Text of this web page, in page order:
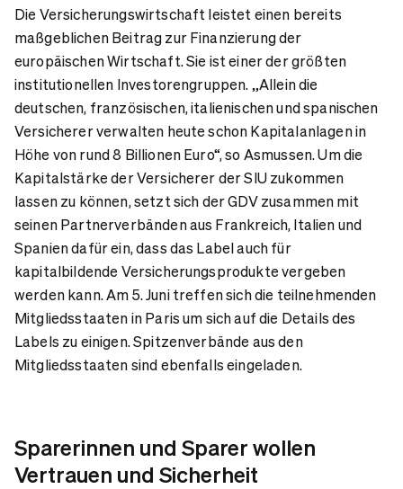
Die Versicherungswirtschaft leistet einen bereits
maßgeblichen Beitrag zur Finanzierung der
europäischen Wirtschaft. Sie ist einer der größten
institutionellen Investorengruppen. „Allein die
deutschen, französischen, italienischen und spanischen
Versicherer verwalten heute schon Kapitalanlagen in
Höhe von rund 8 Billionen Euro“, so Asmussen. Um die
Kapitalstärke der Versicherer der SIU zukommen
lassen zu können, setzt sich der GDV zusammen mit
seinen Partnerverbänden aus Frankreich, Italien und
Spanien dafür ein, dass das Label auch für
kapitalbildende Versicherungsprodukte vergeben
werden kann. Am 5. Juni treffen sich die teilnehmenden
Mitgliedsstaaten in Paris um sich auf die Details des
Labels zu einigen. Spitzenverbände aus den
Mitgliedsstaaten sind ebenfalls eingeladen.
Sparerinnen und Sparer wollen
Vertrauen und Sicherheit